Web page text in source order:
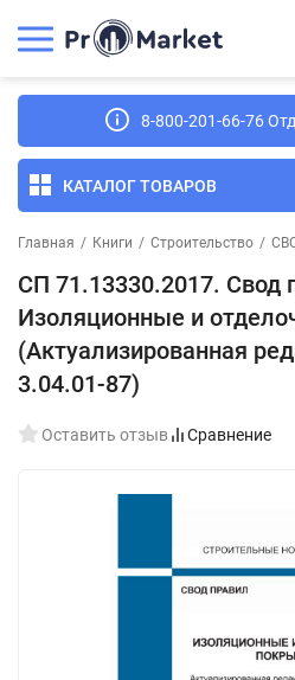
8-800-201-66-76
КАТАЛОГ ТОВАРОВ
Главная / Книги / Строительство /
СП 71.13330.2017. Свод
Изоляционные и
(Актуализированная
3.04.01-87)
Оставить отзыв Сравнение